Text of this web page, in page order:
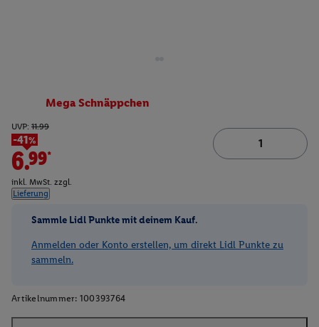
Mega Schnäppchen
UVP: 11.99
-41%
6.99*
inkl. MwSt. zzgl.
Lieferung
Sammle Lidl Punkte mit deinem Kauf.
Anmelden oder Konto erstellen, um direkt Lidl Punkte zu
sammeln.
Artikelnummer: 100393764